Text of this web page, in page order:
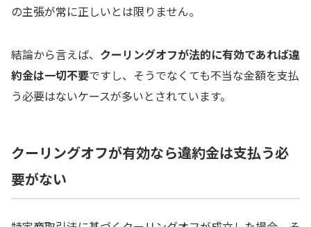
の主張が常に正しいとは限りません。
結論から言えば、 クーリングオフが法的に有効であれば違
約金は一切不要ですし、そうでなくても不当な金額を支払
う必要はないケースが多いとされています。
クーリングオフが有効なら違約金は支払う必
要がない